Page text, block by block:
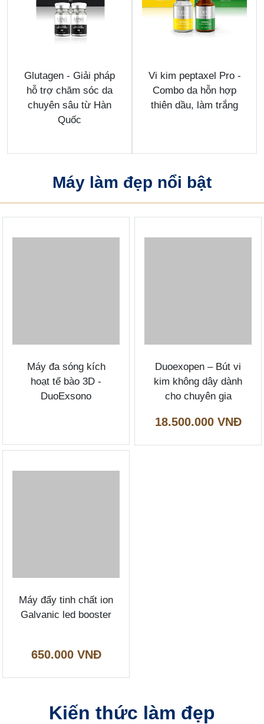
Glutagen - Giải pháp
hỗ trợ chăm sóc da
chuyên sâu từ Hàn
Quốc
Vi kim peptaxel Pro -
Combo da hỗn hợp
thiên dầu, làm trắng
Máy làm đẹp nổi bật
Máy đa sóng kích
hoạt tế bào 3D -
DuoExsono
Duoexopen – Bút vi
kim không dây dành
cho chuyên gia
18.500.000 VNĐ
Máy đẩy tinh chất ion
Galvanic led booster
650.000 VNĐ
Kiến thức làm đẹp